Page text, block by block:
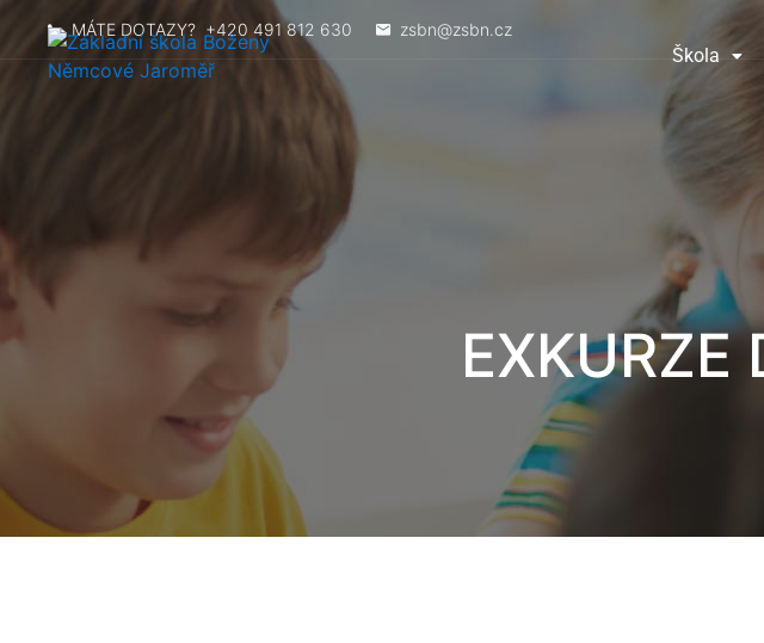
MÁTE DOTAZY? +420 491 812 630 zsbn@zsbn.cz
Škola
EXKURZE